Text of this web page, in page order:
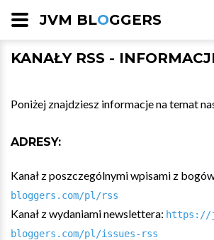
JVM BLOGGERS
KANAŁY RSS -
Poniżej znajdziesz informacje na temat
ADRESY:
Kanał z poszczególnymi wpisami z
bloggers.com/pl/rss
Kanał z wydaniami newslettera: https://
bloggers.com/pl/issues-rss